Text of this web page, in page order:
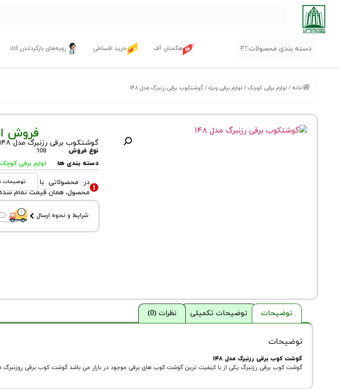
دسته بندی محصولات هگمتان آف خرید اقساطی رویه‌های بازگرداندن کالا
خانه / لوازم برقی کوچک / لوازم برقی ویژه / گوشتکوب برقی رزنبرگ مدل ۱۴۸
فروش
گوشتکوب برقی رزنبرگ مدل ۱۴۸
نوع فروش
108
دسته بندی ها
لوازم برقی کوچک
توضیحاتدر محصولاتی با نوع
محصول، همان قیمت تمام شده
شرایط و نحوه ارسال
توضیحات توضیحات تکمیلی نظرات (0)
توضیحات
گوشت کوب برقی رزنبرگ مدل ۱۴۸
گوشت کوب برقی رزنبرگ یکی از با کیفیت ترین گوشت کوب های برقی موجود در بازار می باشد گوشت کوب برقی